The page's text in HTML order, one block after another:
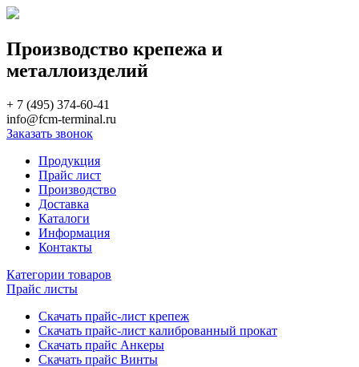
Производство крепежа и
металлоизделий
+ 7 (495) 374-60-41
info@fcm-terminal.ru
Заказать звонок
Продукция
Прайс лист
Производство
Доставка
Каталоги
Информация
Контакты
Категории товаров
Прайс листы
Скачать прайс-лист крепеж
Скачать прайс-лист калиброванный прокат
Скачать прайс Анкеры
Скачать прайс Винты